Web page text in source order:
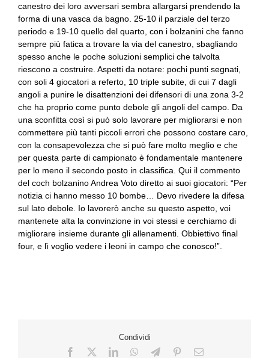
canestro dei loro avversari sembra allargarsi prendendo la
forma di una vasca da bagno. 25-10 il parziale del terzo
periodo e 19-10 quello del quarto, con i bolzanini che fanno
sempre più fatica a trovare la via del canestro, sbagliando
spesso anche le poche soluzioni semplici che talvolta
riescono a costruire. Aspetti da notare: pochi punti segnati,
con soli 4 giocatori a referto, 10 triple subite, di cui 7 dagli
angoli a punire le disattenzioni dei difensori di una zona 3-2
che ha proprio come punto debole gli angoli del campo. Da
una sconfitta così si può solo lavorare per migliorarsi e non
commettere più tanti piccoli errori che possono costare caro,
con la consapevolezza che si può fare molto meglio e che
per questa parte di campionato è fondamentale mantenere
per lo meno il secondo posto in classifica. Qui il commento
del coch bolzanino Andrea Voto diretto ai suoi giocatori: “Per
notizia ci hanno messo 10 bombe… Devo rivedere la difesa
sul lato debole. Io lavorerò anche su questo aspetto, voi
mantenete alta la convinzione in voi stessi e cerchiamo di
migliorare insieme durante gli allenamenti. Obbiettivo final
four, e lì voglio vedere i leoni in campo che conosco!”.
Condividi